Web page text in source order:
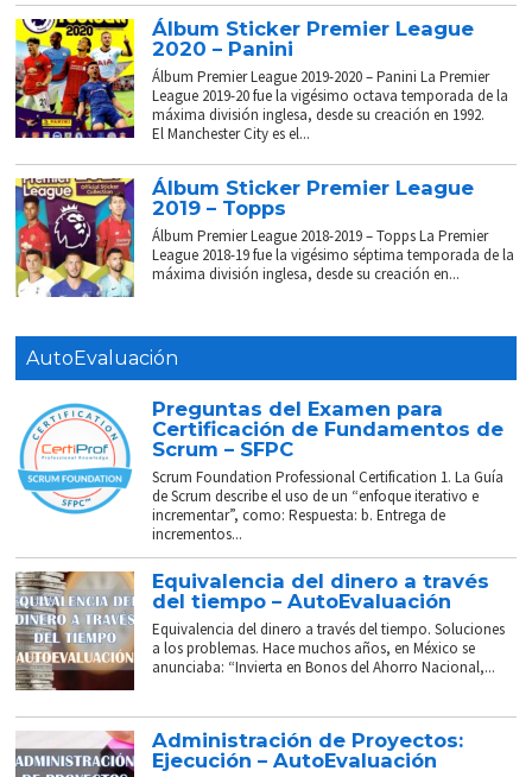
Álbum Sticker Premier League
2020 – Panini
Álbum Premier League 2019-2020 – Panini La Premier
League 2019-20 fue la vigésimo octava temporada de la
máxima división inglesa, desde su creación en 1992.
El Manchester City es el...
Álbum Sticker Premier League
2019 – Topps
Álbum Premier League 2018-2019 – Topps La Premier
League 2018-19 fue la vigésimo séptima temporada de la
máxima división inglesa, desde su creación en...
AutoEvaluación
Preguntas del Examen para
Certificación de Fundamentos de
Scrum – SFPC
Scrum Foundation Professional Certification 1. La Guía
de Scrum describe el uso de un “enfoque iterativo e
incrementar”, como: Respuesta: b. Entrega de
incrementos...
Equivalencia del dinero a través
del tiempo – AutoEvaluación
Equivalencia del dinero a través del tiempo. Soluciones
a los problemas. Hace muchos años, en México se
anunciaba: “Invierta en Bonos del Ahorro Nacional,...
Administración de Proyectos:
Ejecución – AutoEvaluación